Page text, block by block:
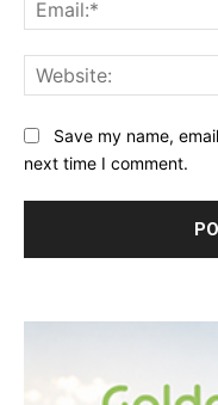
Save my name,
next time I comment.